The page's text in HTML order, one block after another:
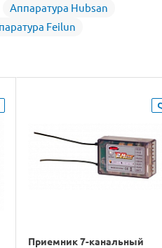
Аппаратура Hubsan
Feilun
Приемник 7-канальный